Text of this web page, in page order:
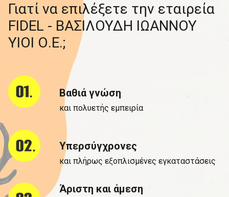
Γιατί να επιλέξετε την εταιρεία
FIDEL - ΒΑΣΙΛΟΥΔΗ ΙΩΑΝΝΟΥ
ΥΙΟΙ Ο.Ε.;
Βαθιά γνώση
και πολυετής εμπειρία
Υπερσύγχρονες
και πλήρως εξοπλισμένες εγκαταστάσεις
Άριστη και άμεση